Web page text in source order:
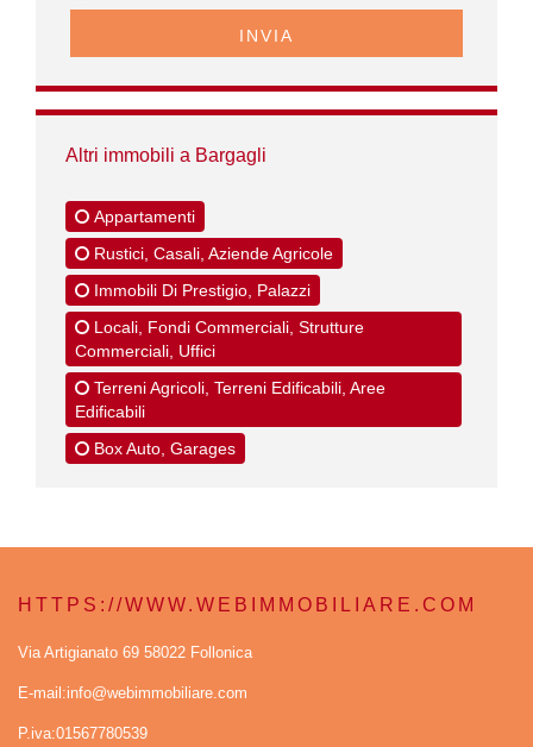
INVIA
Altri immobili a Bargagli
Appartamenti
Rustici, Casali, Aziende Agricole
Immobili Di Prestigio, Palazzi
Locali, Fondi Commerciali, Strutture
Commerciali, Uffici
Terreni Agricoli, Terreni Edificabili, Aree
Edificabili
Box Auto, Garages
HTTPS://WWW.WEBIMMOBILIARE.COM
Via Artigianato 69 58022 Follonica
E-mail:info@webimmobiliare.com
P.iva:01567780539